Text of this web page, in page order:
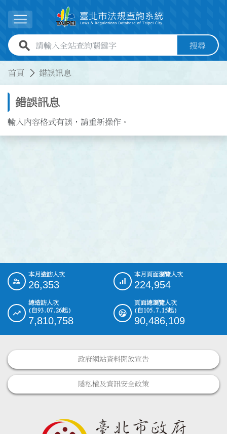
展開選單
全站查詢關鍵字欄位 搜尋
首頁 錯誤訊息
錯誤訊息
輸入內容格式有誤，請重新操作。
::: 本月造訪人次
26,353
本月頁面瀏覽人次
224,954
總造訪人次
(自93.07.26起)
7,810,758
頁面總瀏覽人次
(自105.7.15起)
90,486,109
政府網站資料開放宣告
隱私權及資訊安全政策